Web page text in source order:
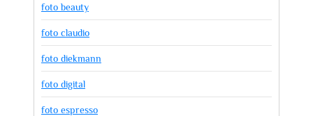
foto beauty
foto claudio
foto diekmann
foto digital
foto espresso